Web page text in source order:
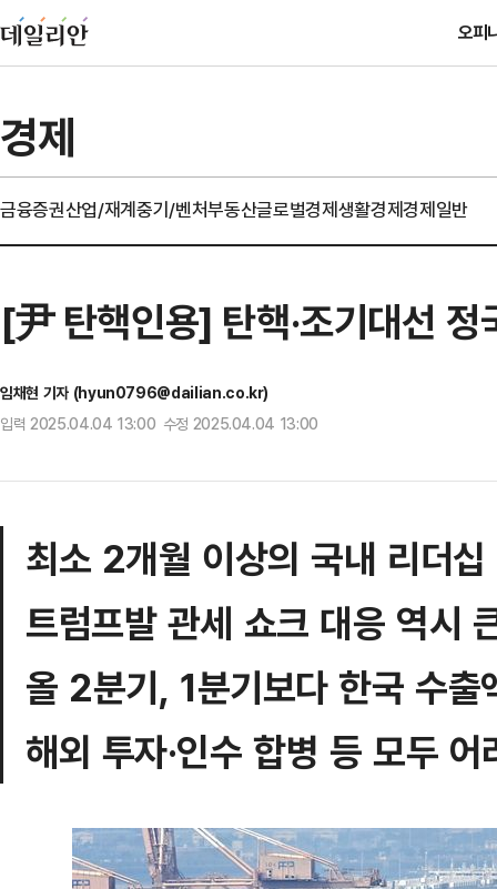
오피
경제
금융증권산업/재계중기/벤처부동산글로벌경제생활경제경제일반
[尹 탄핵인용] 탄핵·조기대선
임채현 기자 (hyun0796@dailian.co.kr)
입력 2025.04.04 13:00 수정 2025.04.04 13:00
최소 2개월 이상의 국내 리더
트럼프발 관세 쇼크 대응 역시
올 2분기, 1분기보다 한국 수출
해외 투자·인수 합병 등 모두